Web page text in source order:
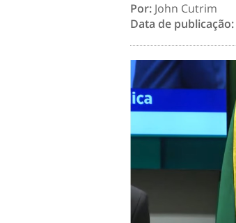
Por: John Cutrim
Data de publicação: